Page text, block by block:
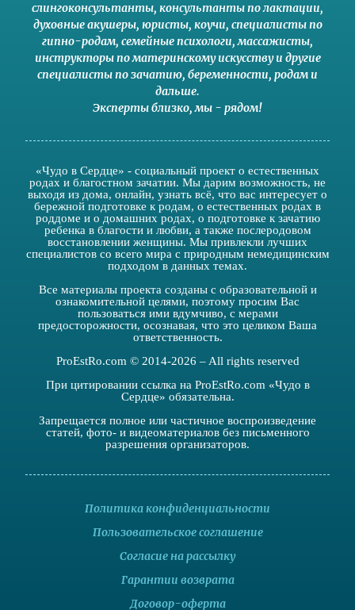
слингоконсультанты, консультанты по лактации,
духовные акушеры, юристы, коучи, специалисты по
гипно-родам, семейные психологи,массажисты,
инструкторы по материнскому искусствуи другие
специалисты по зачатию, беременности, родами
дальше.
Эксперты близко,мы - рядом!
«Чудо в Сердце» - социальный проект о естественных
родах и благостном зачатии. Мы дарим возможность, не
выходя из дома, онлайн, узнать всё, что вас интересует о
бережной подготовке к родам, о естественных родах в
роддоме и о домашних родах, о подготовке к зачатию
ребенка в благости и любви, а также послеродовом
восстановлении женщины. Мы привлекли лучших
специалистов со всего мира с природным немедицинским
подходом в данных темах.
Все материалы проекта созданы с образовательной и
ознакомительной целями, поэтому просим Вас
пользоваться ими вдумчиво, с мерами
предосторожности, осознавая, что это целиком Ваша
ответственность.
ProEstRo.com © 2014-2026 – All rights reserved
При цитировании ссылка на ProEstRo.com «Чудо в
Сердце» обязательна.
Запрещается полное или частичное воспроизведение
статей, фото- и видеоматериалов без письменного
разрешения организаторов.
Политика конфиденциальности
Пользовательское соглашение
Согласие на рассылку
Гарантии возврата
Договор-оферта